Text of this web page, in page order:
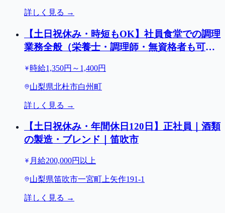
詳しく見る →
【土日祝休み・時短もOK】社員食堂での調理
業務全般（栄養士・調理師・無資格者も可）/
時給1,350円～1,400円
山梨県北杜市白州町
詳しく見る →
【土日祝休み・年間休日120日】正社員｜酒類
の製造・ブレンド｜笛吹市
月給200,000円以上
山梨県笛吹市一宮町上矢作191-1
詳しく見る →